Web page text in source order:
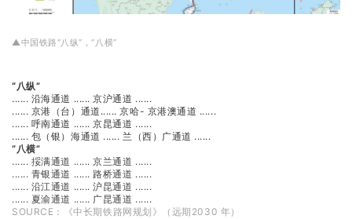
▲中国铁路“八纵”，“八横”
“八纵”
...... 沿海通道 ...... 京沪通道 ......
...... 京港（台）通道...... 京哈- 京港澳通道 ......
...... 呼南通道 ...... 京昆通道 ......
...... 包（银）海通道 ...... 兰（西）广通道 ......
“八横”
...... 挼满通道 ...... 京兰通道 ......
...... 青银通道 ...... 路桥通道 ......
...... 沿江通道 ...... 沪昆通道 ......
...... 夏渝通道 ...... 广昆通道 ......
SOURCE：《中长期铁路网规划》（远期2030 年）